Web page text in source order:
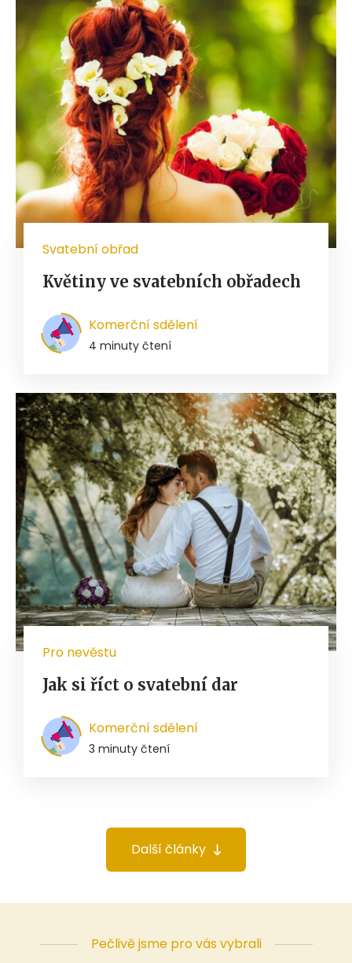
Svatební obřad
Květiny ve svatebních obřadech
Komerční sdělení
4 minuty čtení
Pro nevěstu
Jak si říct o svatební dar
Komerční sdělení
3 minuty čtení
Další články
Pečlivě jsme pro vás vybrali